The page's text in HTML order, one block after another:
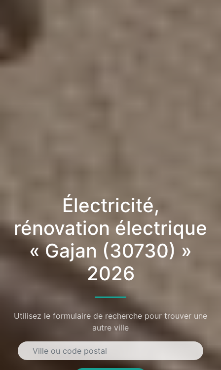
Électricité,
rénovation électrique
« Gajan (30730) »
2026
Utilisez le formulaire de recherche pour trouver une
autre ville